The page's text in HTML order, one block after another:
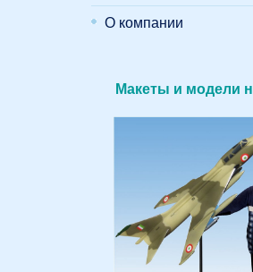
О компании
Макеты и модели